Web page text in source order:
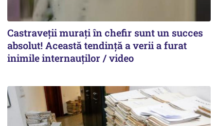
Castraveții murați în chefir sunt un succes
absolut! Această tendință a verii a furat
inimile internauților / video